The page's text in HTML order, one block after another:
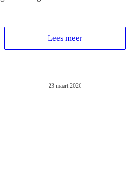
Lees meer
23 maart 2026